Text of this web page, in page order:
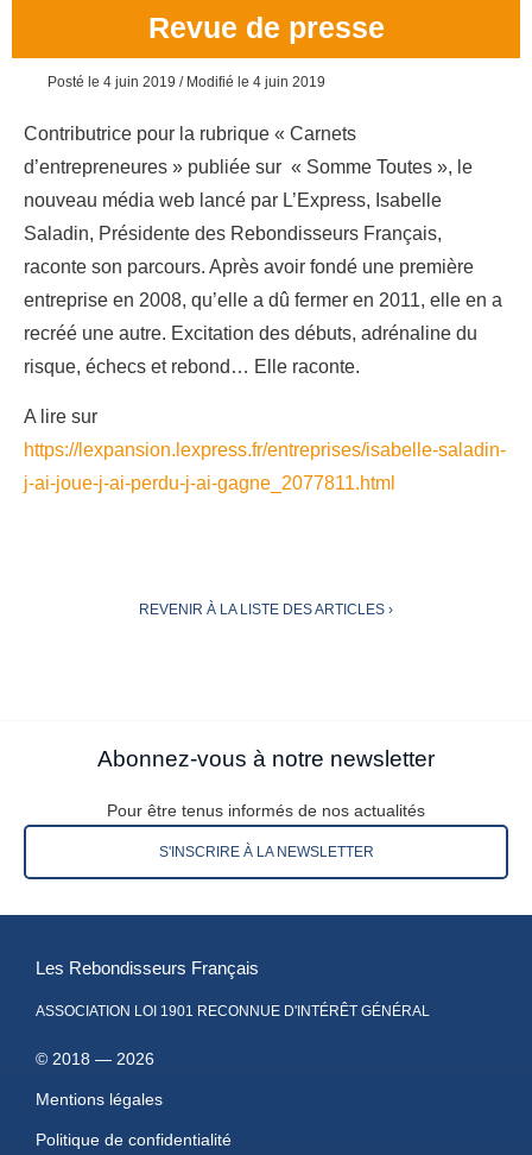
Revue de presse
Posté le 4 juin 2019 / Modifié le 4 juin 2019
Contributrice pour la rubrique « Carnets
d’entrepreneures » publiée sur « Somme Toutes », le
nouveau média web lancé par L’Express, Isabelle
Saladin, Présidente des Rebondisseurs Français,
raconte son parcours. Après avoir fondé une première
entreprise en 2008, qu’elle a dû fermer en 2011, elle en a
recréé une autre. Excitation des débuts, adrénaline du
risque, échecs et rebond… Elle raconte.
A lire sur
https://lexpansion.lexpress.fr/entreprises/isabelle-saladin-
j-ai-joue-j-ai-perdu-j-ai-gagne_2077811.html
REVENIR À LA LISTE DES ARTICLES ›
Abonnez-vous à notre newsletter
Pour être tenus informés de nos actualités
S'INSCRIRE À LA NEWSLETTER
Les Rebondisseurs Français
ASSOCIATION LOI 1901 RECONNUE D'INTÉRÊT GÉNÉRAL
© 2018 — 2026
Mentions légales
Politique de confidentialité